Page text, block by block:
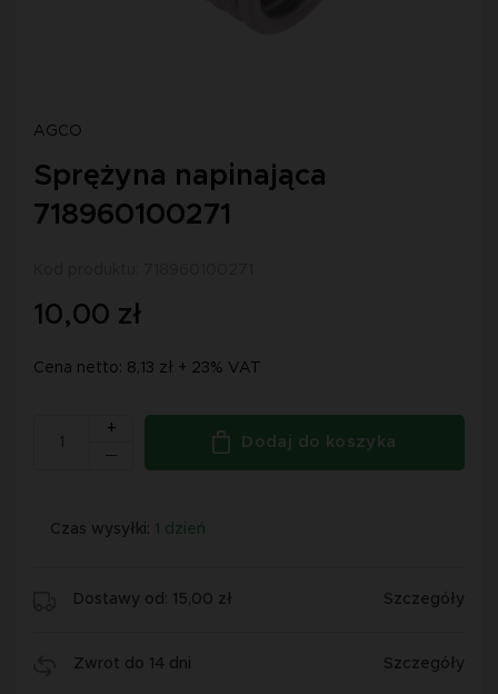
AGCO
Sprężyna napinająca
718960100271
10,00 zł
Cena netto: 8,13 zł + 23% VAT
+
Dodaj do koszyka
Czas wysyłki: 1 dzień
Dostawy od: 15,00 zł Szczegóły
Zwrot do 14 dni Szczegóły